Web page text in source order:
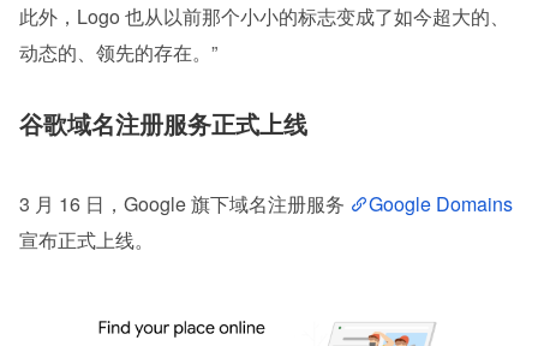
此外，Logo 也从以前那个小小的标志变成了如今超大的、
动态的、领先的存在。”
谷歌域名注册服务正式上线
3 月 16 日，Google 旗下域名注册服务
Google Domains
宣布正式上线。